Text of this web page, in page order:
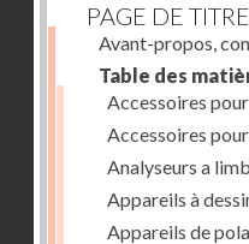
PAGE DE TITRE
Avant-propos,
Table des
Accessoires
Accessoires
Analyseurs a
Appareils à
Appareils de